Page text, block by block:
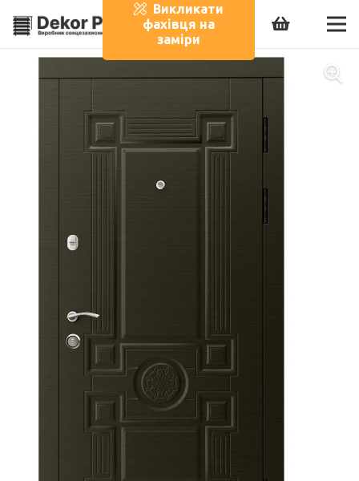
Викликати
фахівця на
заміри